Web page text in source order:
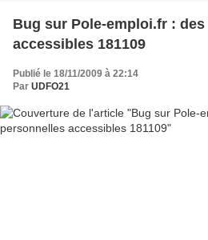
Bug sur Pole-emploi.fr :
accessibles 181109
Publié le 18/11/2009 à 22:14
Par UDFO21